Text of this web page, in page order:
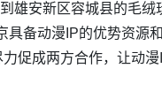
雄安新区容城县的毛
具备动漫IP的优势资源
促成两方合作，让动漫